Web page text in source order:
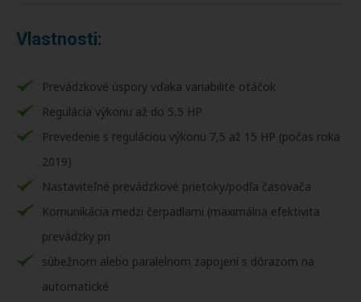
Vlastnosti:
Prevádzkové úspory vďaka variabilite otáčok
Regulácia výkonu až do 5,5 HP
Prevedenie s reguláciou výkonu 7,5 až 15 HP (počas roka
2019)
Nastaviteľné prevádzkové prietoky/podľa časovača
Komunikácia medzi čerpadlami (maximálna efektivita
prevádzky pri
súbežnom alebo paralelnom zapojení s dôrazom na
automatické